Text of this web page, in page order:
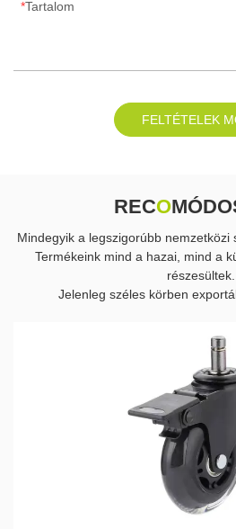
Tartalom
FELTÉTELEK
RECO
Mindegyik a legszigorúbb nemzetközi
Termékeink mind a hazai, mind a
részesültek.
Jelenleg széles körben